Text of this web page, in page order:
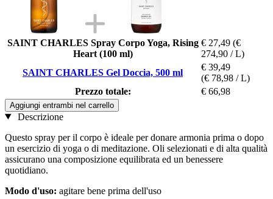
SAINT CHARLES Spray Corpo Yoga, Rising
Heart (100 ml)
€ 27,49 (€
274,90 / L)
SAINT CHARLES Gel Doccia, 500 ml
€ 39,49
(€ 78,98 / L)
Prezzo totale:
€ 66,98
Aggiungi entrambi nel carrello
Descrizione
Questo spray per il corpo è ideale per donare armonia prima o dopo
un esercizio di yoga o di meditazione. Oli selezionati e di alta qualità
assicurano una composizione equilibrata ed un benessere
quotidiano.
Modo d'uso: agitare bene prima dell'uso